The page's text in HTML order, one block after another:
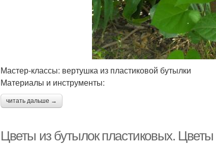
Мастер-классы: вертушка из пластиковой бутылки
Материалы и инструменты:
читать дальше →
Цветы из бутылок пластиковых.